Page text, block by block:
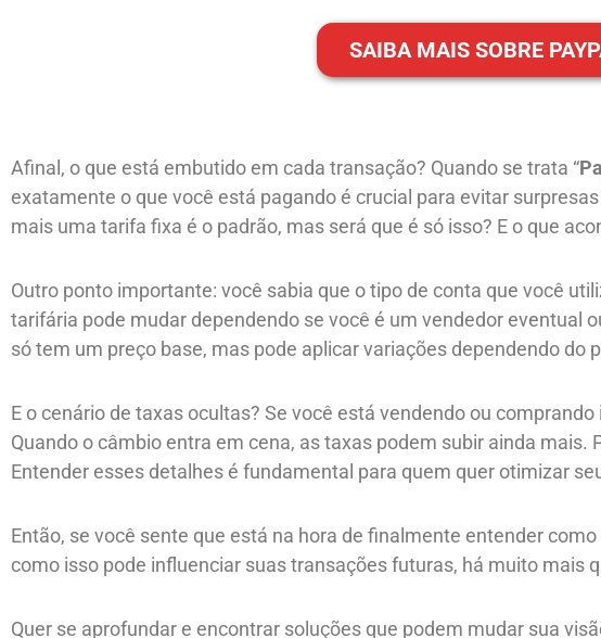
SAIBA MAIS SOBRE
Afinal, o que está embutido em cada transação? Quando se trata “
exatamente o que você está pagando é crucial para evitar
mais uma tarifa fixa é o padrão, mas será que é só isso? E o que
Outro ponto importante: você sabia que o tipo de conta que você
tarifária pode mudar dependendo se você é um vendedor eventual
só tem um preço base, mas pode aplicar variações dependendo do
E o cenário de taxas ocultas? Se você está vendendo ou
Quando o câmbio entra em cena, as taxas podem subir ainda
Entender esses detalhes é fundamental para quem quer otimizar
Então, se você sente que está na hora de finalmente entender como
como isso pode influenciar suas transações futuras, há muito mais
Quer se aprofundar e encontrar soluções que podem mudar sua